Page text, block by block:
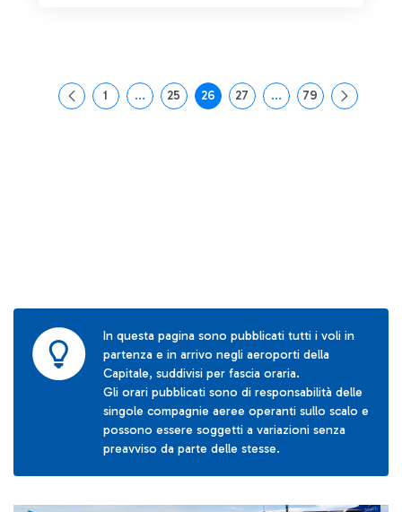
Pagina
1 ...Pagine intermedie Use TAB to navigate.
Pagina
25 Pagina
26 Pagina
27 ...Pagine intermedie
Pagina
79
In questa pagina sono pubblicati tutti i voli in
partenza e in arrivo negli aeroporti della
Capitale, suddivisi per fascia oraria.
Gli orari pubblicati sono di responsabilità delle
singole compagnie aeree operanti sullo scalo e
possono essere soggetti a variazioni senza
preavviso da parte delle stesse.